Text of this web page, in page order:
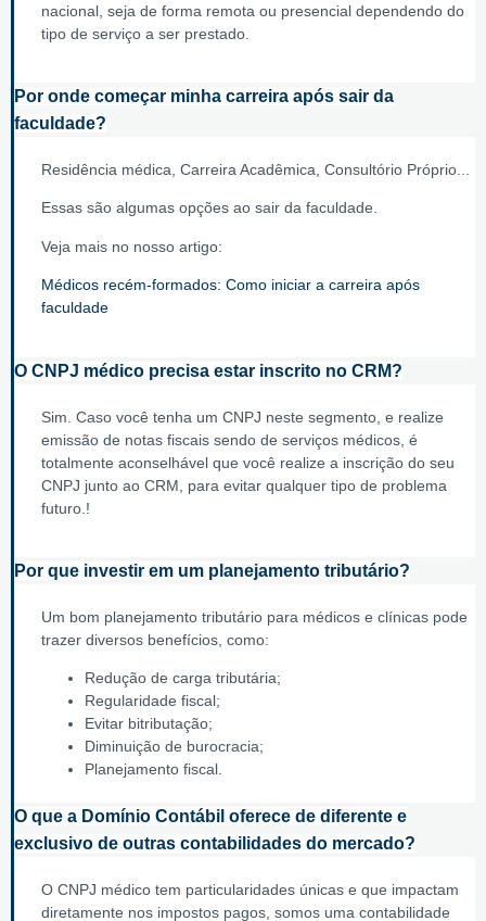
nacional, seja de forma remota ou presencial dependendo do
tipo de serviço a ser prestado.
Por onde começar minha carreira após sair da
faculdade?
Residência médica, Carreira Acadêmica, Consultório Próprio...
Essas são algumas opções ao sair da faculdade.
Veja mais no nosso artigo:
Médicos recém-formados: Como iniciar a carreira após
faculdade
O CNPJ médico precisa estar inscrito no CRM?
Sim. Caso você tenha um CNPJ neste segmento, e realize
emissão de notas fiscais sendo de serviços médicos, é
totalmente aconselhável que você realize a inscrição do seu
CNPJ junto ao CRM, para evitar qualquer tipo de problema
futuro.!
Por que investir em um planejamento tributário?
Um bom planejamento tributário para médicos e clínicas pode
trazer diversos benefícios, como:
Redução de carga tributária;
Regularidade fiscal;
Evitar bitributação;
Diminuição de burocracia;
Planejamento fiscal.
O que a Domínio Contábil oferece de diferente e
exclusivo de outras contabilidades do mercado?
O CNPJ médico tem particularidades únicas e que impactam
diretamente nos impostos pagos, somos uma contabilidade